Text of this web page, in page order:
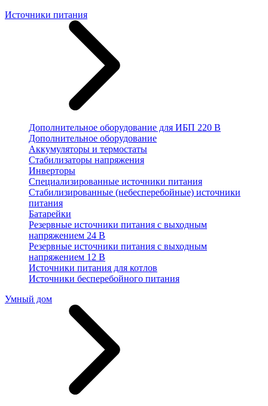
Источники питания
Дополнительное оборудование для ИБП 220 В
Дополнительное оборудование
Аккумуляторы и термостаты
Стабилизаторы напряжения
Инверторы
Специализированные источники питания
Стабилизированные (небесперебойные) источники
питания
Батарейки
Резервные источники питания с выходным
напряжением 24 В
Резервные источники питания с выходным
напряжением 12 В
Источники питания для котлов
Источники бесперебойного питания
Умный дом